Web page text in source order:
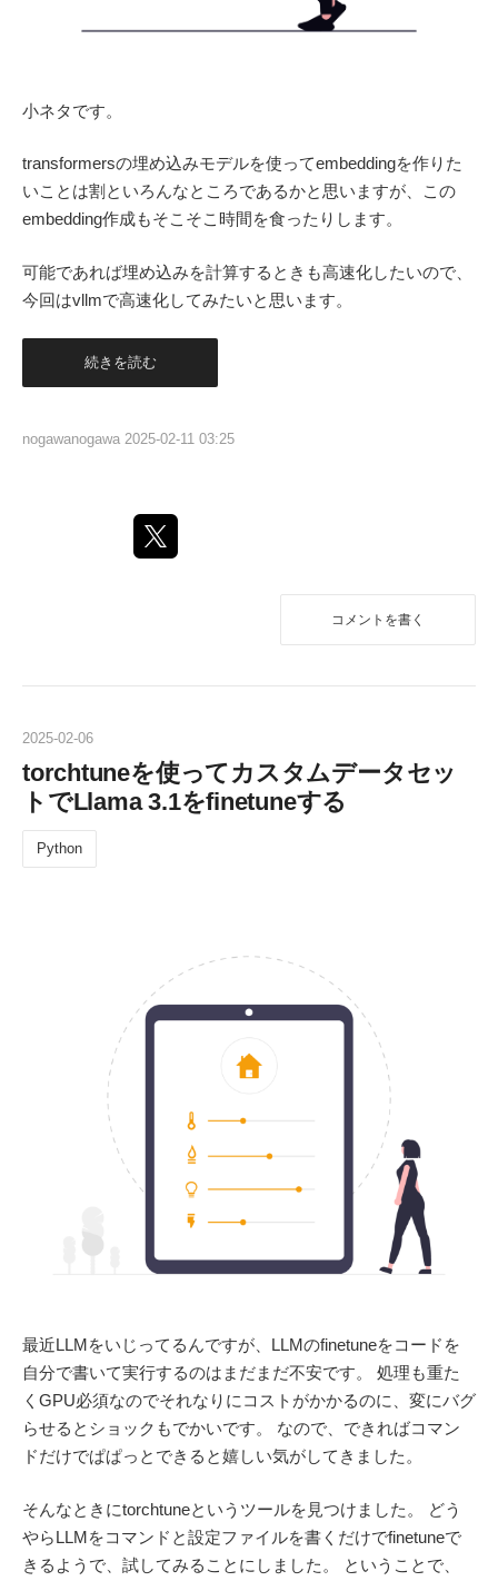
小ネタです。
transformersの埋め込みモデルを使ってembeddingを作りた
いことは割といろんなところであるかと思いますが、この
embedding作成もそこそこ時間を食ったりします。
可能であれば埋め込みを計算するときも高速化したいので、
今回はvllmで高速化してみたいと思います。
続きを読む
nogawanogawa 2025-02-11 03:25
コメントを書く
2025-02-06
torchtuneを使ってカスタムデータセッ
トでLlama 3.1をfinetuneする
Python
最近LLMをいじってるんですが、LLMのfinetuneをコードを
自分で書いて実行するのはまだまだ不安です。 処理も重た
くGPU必須なのでそれなりにコストがかかるのに、変にバグ
らせるとショックもでかいです。 なので、できればコマン
ドだけでぱぱっとできると嬉しい気がしてきました。
そんなときにtorchtuneというツールを見つけました。 どう
やらLLMをコマンドと設定ファイルを書くだけでfinetuneで
きるようで、試してみることにしました。 ということで、